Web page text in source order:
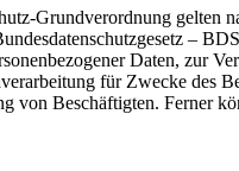
Grundverordnung gelten
–
Daten, zur
für Zwecke des
Beschäftigten. Ferner